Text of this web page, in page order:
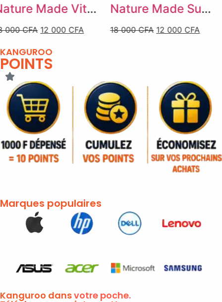
Nature Made Super B Complex avec Vitamine C et Acide Folique – 160 Comprimés
18 000CFA 12 000CFA
Dell OptiPlex 7480 All-in-One 23.8″ – Intel Core i5-10500 , 16 Go RAM , SSD 512 Go , Écran Full HD , PC Bureau Tout-en-Un Professionnel , Windows 11 Pro
295 000CFA 239 000
KANGUROO
POINTS
Marques populaires
Kanguroo dansvotre poche.